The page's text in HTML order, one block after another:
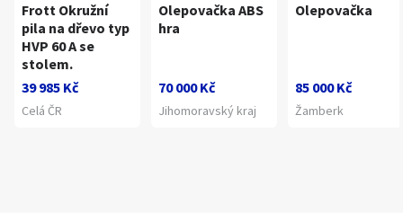
Frott Okružní
pila na dřevo typ
HVP 60 A se
stolem.
39 985 Kč
Celá ČR
Olepovačka ABS
hra
70 000 Kč
Jihomoravský kraj
Olepovačka
85 000 Kč
Žamberk